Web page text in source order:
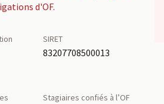
d'OF.
SIRET
83207708500013
Stagiaires confiés à l’OF